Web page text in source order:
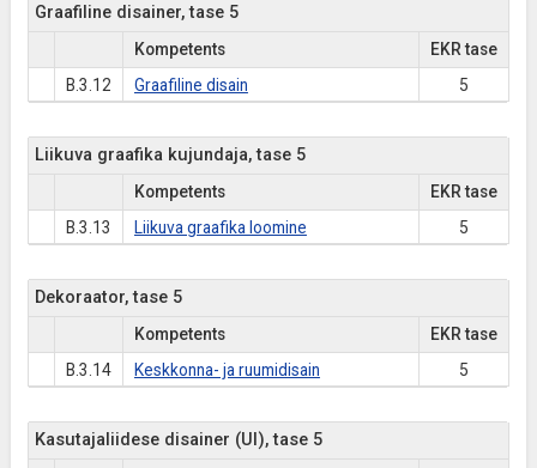
Graafiline disainer, tase 5
Kompetents
EKR tase
B.3.12
Graafiline disain 5
Liikuva graafika kujundaja, tase 5
Kompetents
EKR tase
B.3.13
Liikuva graafika loomine 5
Dekoraator, tase 5
Kompetents
EKR tase
B.3.14
Keskkonna- ja ruumidisain 5
Kasutajaliidese disainer (UI), tase 5